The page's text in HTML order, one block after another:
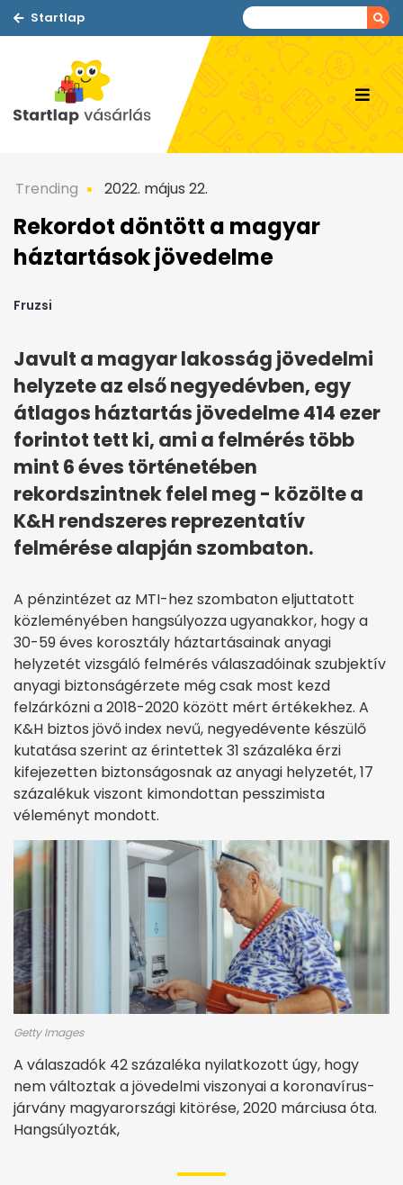
Startlap
Trending 2022. május 22.
Rekordot döntött a magyar
háztartások jövedelme
Fruzsi
Javult a magyar lakosság jövedelmi
helyzete az első negyedévben, egy
átlagos háztartás jövedelme 414 ezer
forintot tett ki, ami a felmérés több
mint 6 éves történetében
rekordszintnek felel meg - közölte a
K&H rendszeres reprezentatív
felmérése alapján szombaton.
A pénzintézet az MTI-hez szombaton eljuttatott
közleményében hangsúlyozza ugyanakkor, hogy a
30-59 éves korosztály háztartásainak anyagi
helyzetét vizsgáló felmérés válaszadóinak szubjektív
anyagi biztonságérzete még csak most kezd
felzárkózni a 2018-2020 között mért értékekhez. A
K&H biztos jövő index nevű, negyedévente készülő
kutatása szerint az érintettek 31 százaléka érzi
kifejezetten biztonságosnak az anyagi helyzetét, 17
százalékuk viszont kimondottan pesszimista
véleményt mondott.
Getty Images
A válaszadók 42 százaléka nyilatkozott úgy, hogy
nem változtak a jövedelmi viszonyai a koronavírus-
járvány magyarországi kitörése, 2020 márciusa óta.
Hangsúlyozták,